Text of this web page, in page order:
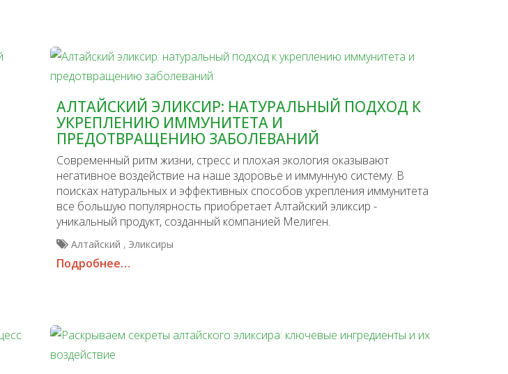
АЛТАЙСКИЙ ЭЛИКСИР: НАТУРАЛЬНЫЙ ПОДХОД К
УКРЕПЛЕНИЮ ИММУНИТЕТА И
ПРЕДОТВРАЩЕНИЮ ЗАБОЛЕВАНИЙ
Современный ритм жизни, стресс и плохая экология оказывают
негативное воздействие на наше здоровье и иммунную систему. В
поисках натуральных и эффективных способов укрепления иммунитета
все большую популярность приобретает Алтайский эликсир -
уникальный продукт, созданный компанией Мелиген.
Алтайский , Эликсиры
Подробнее…